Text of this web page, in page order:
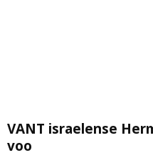
VANT israelense
voo